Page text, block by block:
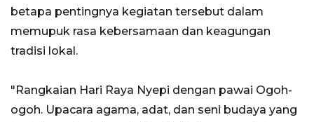
betapa pentingnya kegiatan tersebut dalam
memupuk rasa kebersamaan dan keagungan
tradisi lokal.
"Rangkaian Hari Raya Nyepi dengan pawai Ogoh-
ogoh. Upacara agama, adat, dan seni budaya yang